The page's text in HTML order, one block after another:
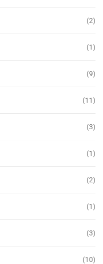
(2)
(1)
(9)
(11)
(3)
(1)
(2)
(1)
(3)
(10)